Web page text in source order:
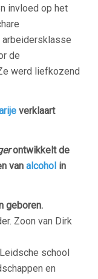
invloed op het
arbeidersklasse
de
werd liefkozend
verklaart
ontwikkelt de
van alcohol in
geboren.
Zoon van Dirk
school
en